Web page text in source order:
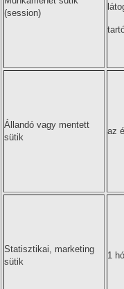
(session)
Állandó vagy mentett
sütik
az
Statisztikai, marketing
sütik
1